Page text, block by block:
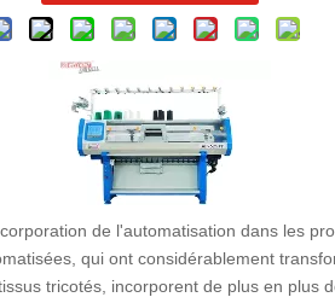
de l'automatisation dans les
qui ont considérablement
tricotés, incorporent de plus en